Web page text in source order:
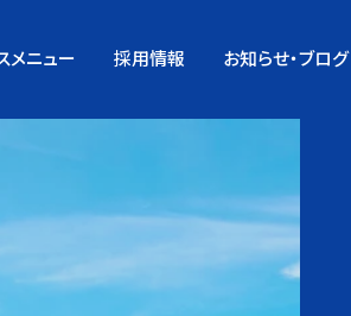
メニュー 採用情報 お知らせ・ブログ